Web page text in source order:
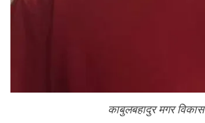
काबुलबहादुर मगर विकास